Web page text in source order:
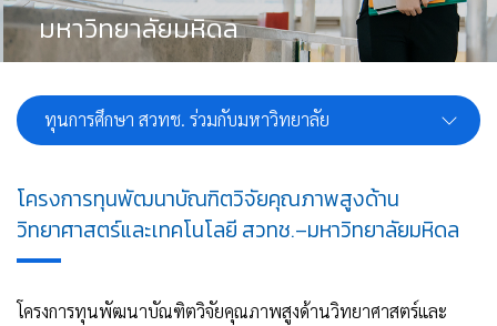
มหาวิทยาลัยมหิดล
ทุนการศึกษา สวทช. ร่วมกับมหาวิทยาลัย
โครงการทุนพัฒนาบัณฑิตวิจัยคุณภาพสูงด้าน
วิทยาศาสตร์และเทคโนโลยี สวทช.–มหาวิทยาลัยมหิดล
โครงการทุนพัฒนาบัณฑิตวิจัยคุณภาพสูงด้านวิทยาศาสตร์และ